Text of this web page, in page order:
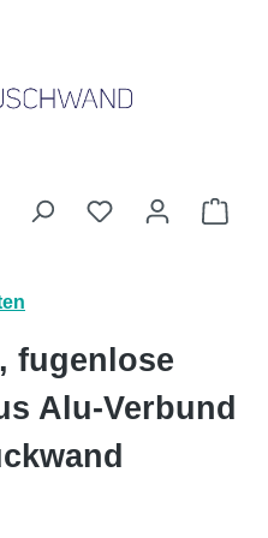
Du hast 0
fugenlose
Alu-Verbund